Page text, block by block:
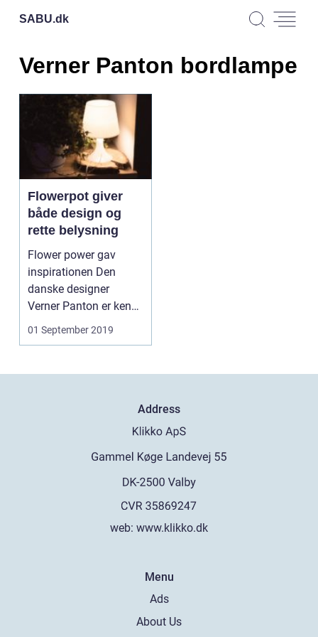
SABU.dk
Verner Panton bordlampe
Flowerpot giver
både design og
rette belysning
Flower power gav
inspirationen Den
danske designer
Verner Panton er kendt
som en af de mest
toneang...
01 September 2019
Address
web: www.klikko.dk
Menu
Ads
About Us